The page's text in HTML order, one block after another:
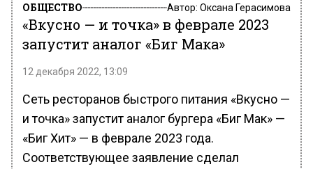
ОБЩЕСТВО Автор: Оксана Герасимова
«Вкусно — и точка» в феврале 2023
запустит аналог «Биг Мака»
12 декабря 2022, 13:09
Сеть ресторанов быстрого питания «Вкусно —
и точка» запустит аналог бургера «Биг Мак» —
«Биг Хит» — в феврале 2023 года.
Соответствующее заявление сделал